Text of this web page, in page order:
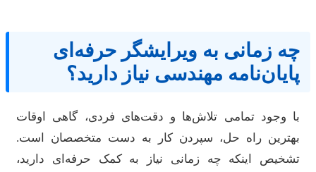
چه زمانی به ویرایشگر حرفه‌ای
پایان‌نامه مهندسی نیاز دارید؟
با وجود تمامی تلاش‌ها و دقت‌های فردی، گاهی اوقات
بهترین راه حل، سپردن کار به دست متخصصان است.
تشخیص اینکه چه زمانی نیاز به کمک حرفه‌ای دارید،